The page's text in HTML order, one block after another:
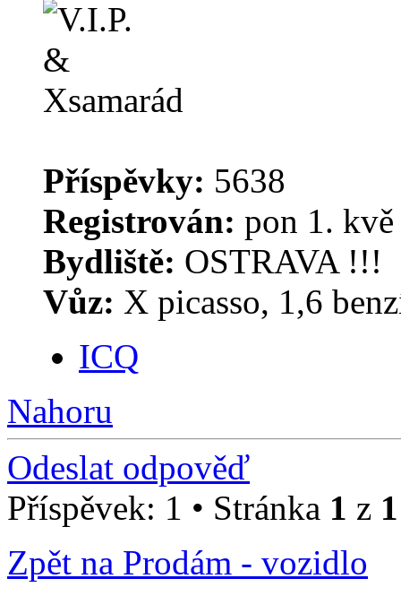
Příspěvky: 5638
Registrován: pon 1.
Bydliště: OSTRAVA !!!
Vůz: X picasso, 1,6
ICQ
Nahoru
Odeslat odpověď
Příspěvek: 1 • Stránka 1 z 1
Zpět na Prodám - vozidlo